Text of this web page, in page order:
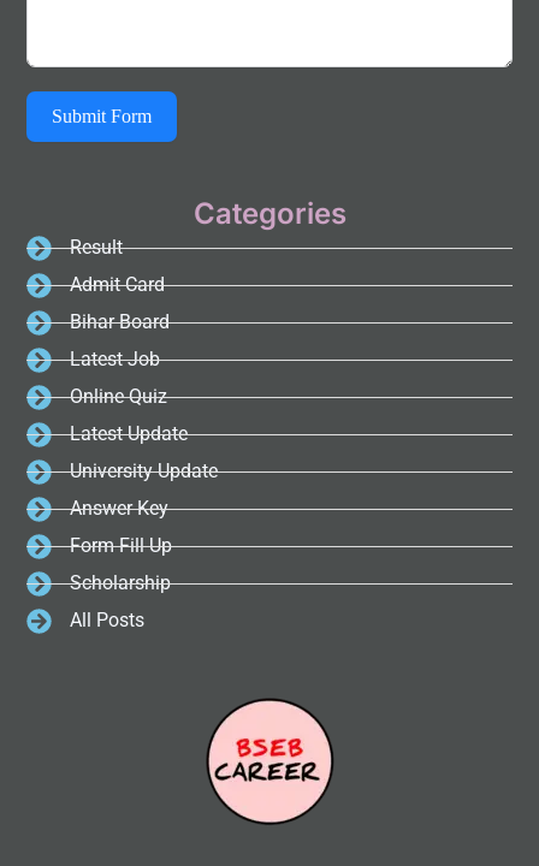
Submit Form
Categories
Result
Admit Card
Bihar Board
Latest Job
Online Quiz
Latest Update
University Update
Answer Key
Form Fill Up
Scholarship
All Posts